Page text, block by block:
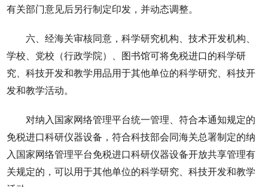
有关部门意见后另行制定印发，并动态调整。
六、经海关审核同意，科学研究机构、技术开发机构、
学校、党校（行政学院）、图书馆可将免税进口的科学研
究、科技开发和教学用品用于其他单位的科学研究、科技开
发和教学活动。
对纳入国家网络管理平台统一管理、符合本通知规定的
免税进口科研仪器设备，符合科技部会同海关总署制定的纳
入国家网络管理平台免税进口科研仪器设备开放共享管理有
关规定的，可以用于其他单位的科学研究、科技开发和教学